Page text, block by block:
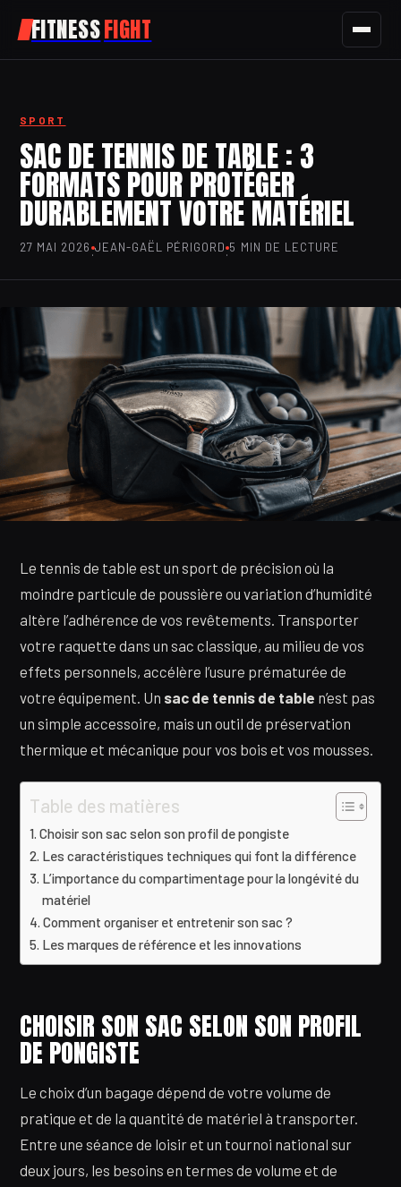
FITNESSFIGHT
SPORT
NUTRITION
SANTÉ
BIEN-ÊTRE
SPORT
SAC DE TENNIS DE TABLE : 3
FORMATS POUR PROTÉGER
DURABLEMENT VOTRE MATÉRIEL
27 MAI 2026·JEAN-GAËL PÉRIGORD·5 MIN DE LECTURE
Le tennis de table est un sport de précision où la
moindre particule de poussière ou variation d’humidité
altère l’adhérence de vos revêtements. Transporter
votre raquette dans un sac classique, au milieu de vos
effets personnels, accélère l’usure prématurée de
votre équipement. Un sac de tennis de table n’est pas
un simple accessoire, mais un outil de préservation
thermique et mécanique pour vos bois et vos mousses.
Table des matières
Choisir son sac selon son profil de pongiste
Les caractéristiques techniques qui font la différence
L’importance du compartimentage pour la longévité du
matériel
Comment organiser et entretenir son sac ?
Les marques de référence et les innovations
CHOISIR SON SAC SELON SON PROFIL
DE PONGISTE
Le choix d’un bagage dépend de votre volume de
pratique et de la quantité de matériel à transporter.
Entre une séance de loisir et un tournoi national sur
deux jours, les besoins en termes de volume et de